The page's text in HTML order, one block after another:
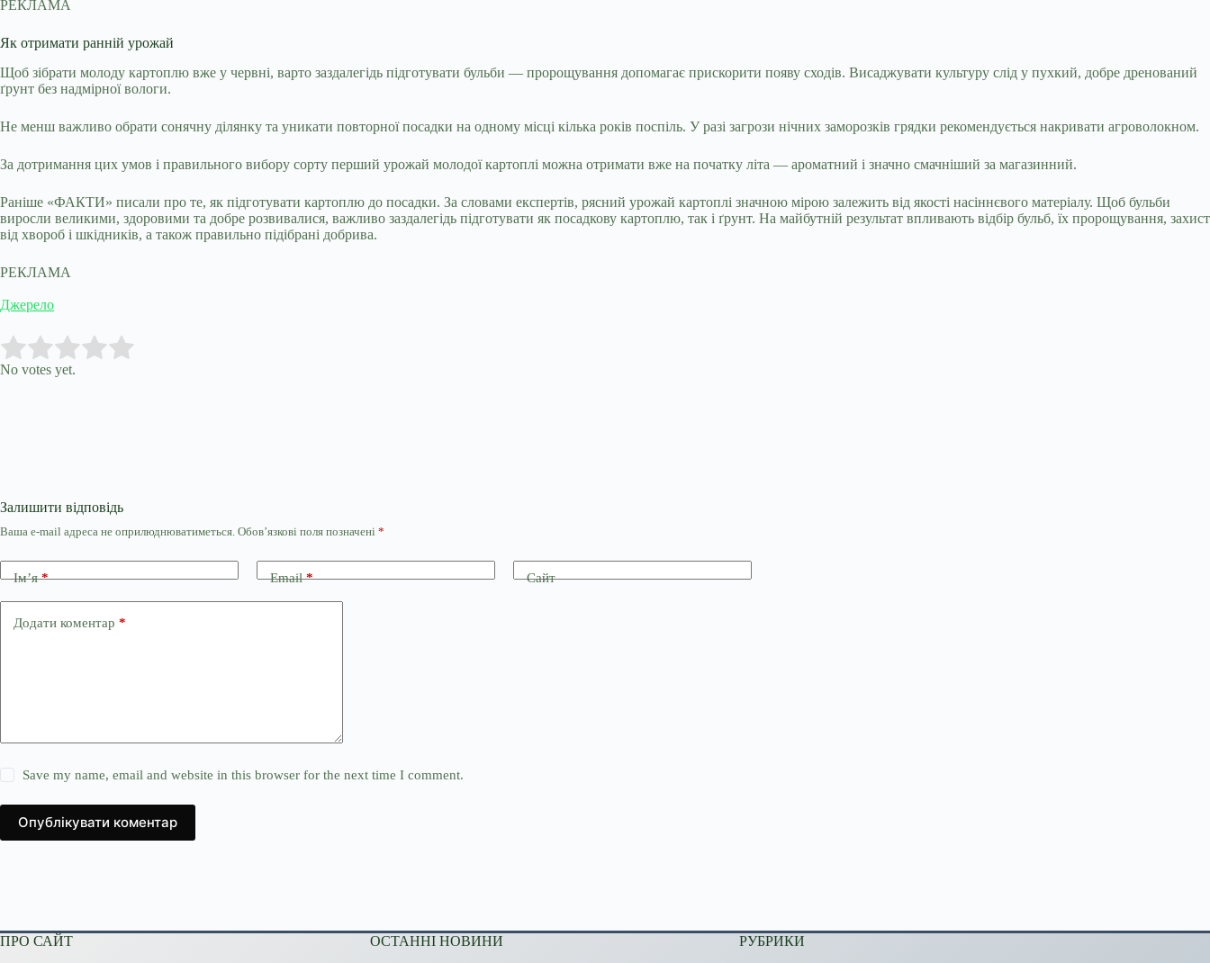
РЕКЛАМА
Як отримати ранній урожай
Щоб зібрати молоду картоплю вже у червні, варто заздалегідь підготувати бульби — пророщування допомагає прискорити появу сходів. Висаджувати культуру слід у пухкий, добре дренований
ґрунт без надмірної вологи.
Не менш важливо обрати сонячну ділянку та уникати повторної посадки на одному місці кілька років поспіль. У разі загрози нічних заморозків грядки рекомендується накривати агроволокном.
За дотримання цих умов і правильного вибору сорту перший урожай молодої картоплі можна отримати вже на початку літа — ароматний і значно смачніший за магазинний.
Раніше «ФАКТИ» писали про те, як підготувати картоплю до посадки. За словами експертів, рясний урожай картоплі значною мірою залежить від якості насіннєвого матеріалу. Щоб бульби
виросли великими, здоровими та добре розвивалися, важливо заздалегідь підготувати як посадкову картоплю, так і ґрунт. На майбутній результат впливають відбір бульб, їх пророщування, захист
від хвороб і шкідників, а також правильно підібрані добрива.
РЕКЛАМА
Джерело
Rate this item:
No votes yet.
Залишити відповідь
Ваша e-mail адреса не оприлюднюватиметься. Обов’язкові поля позначені *
Ім’я* Email* Сайт
Додати коментар *
Save my name, email and website in this browser for the next time I comment.
Опублікувати коментар
ПРО САЙТ ОСТАННІ НОВИНИ
РУБРИКИ